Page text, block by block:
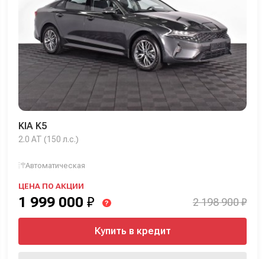
KIA K5
2.0 AT (150 л.с.)
Автоматическая
ЦЕНА ПО АКЦИИ
1 999 000 ₽ ? 2 198 900 ₽
Купить в кредит